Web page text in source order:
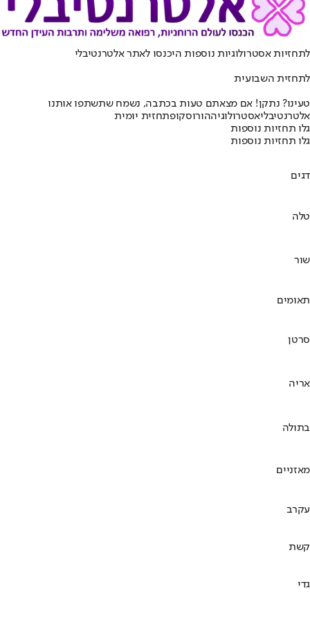
לתחזיות אסטרולוגיות נוספות היכנסו לאתר אלטרנטיבלי
לתחזית השבועית
טעינו? נתקן! אם מצאתם טעות בכתבה, נשמח שתשתפו אותנו
אלטרנטיבליאסטרולוגיההורוסקופתחזית יומית
גלו תחזיות נוספות
גלו תחזיות נוספות
דגים
טלה
שור
תאומים
סרטן
אריה
בתולה
מאזניים
עקרב
קשת
גדי